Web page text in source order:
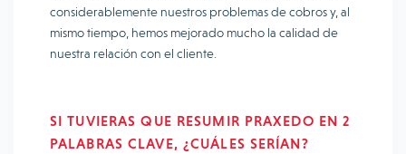
considerablemente nuestros problemas de cobros y, al
mismo tiempo, hemos mejorado mucho la calidad de
nuestra relación con el cliente.
SI TUVIERAS QUE RESUMIR PRAXEDO EN 2
PALABRAS CLAVE, ¿CUÁLES SERÍAN?